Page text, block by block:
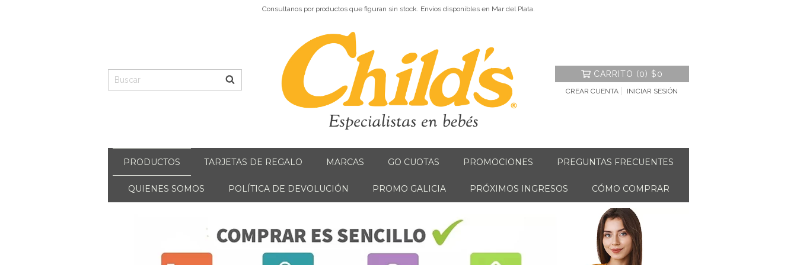
Consultanos por productos que figuran sin stock. Envíos disponibles en Mar del Plata.
CARRITO (0) $0
CREAR CUENTA INICIAR SESIÓN
PRODUCTOS TARJETAS DE REGALO MARCAS GO CUOTAS PROMOCIONES PREGUNTAS FRECUENTES
QUIENES SOMOS POLÍTICA DE DEVOLUCIÓN PROMO GALICIA PRÓXIMOS INGRESOS CÓMO COMPRAR